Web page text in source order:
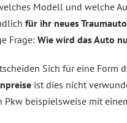
Modell und welche
für ihr neues
Frage: Wie wird das Auto
Sich für eine Form
ist dies nicht
Pkw beispielsweise mit